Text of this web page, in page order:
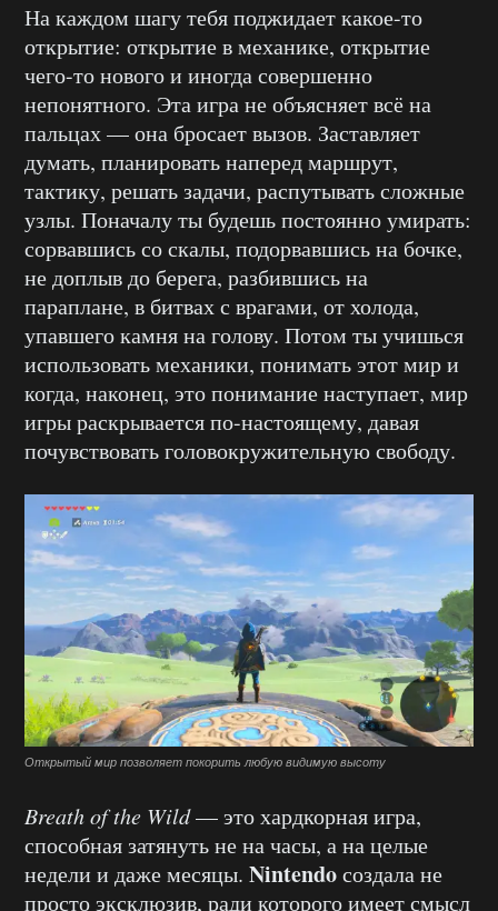
На каждом шагу тебя поджидает какое-то
открытие: открытие в механике, открытие
чего-то нового и иногда совершенно
непонятного. Эта игра не объясняет всё на
пальцах — она бросает вызов. Заставляет
думать, планировать наперед маршрут,
тактику, решать задачи, распутывать сложные
узлы. Поначалу ты будешь постоянно умирать:
сорвавшись со скалы, подорвавшись на бочке,
не доплыв до берега, разбившись на
параплане, в битвах с врагами, от холода,
упавшего камня на голову. Потом ты учишься
использовать механики, понимать этот мир и
когда, наконец, это понимание наступает, мир
игры раскрывается по-настоящему, давая
почувствовать головокружительную свободу.
Открытый мир позволяет покорить любую видимую высоту
Breath of the Wild— это хардкорная игра,
способная затянуть не на часы, а на целые
недели и даже месяцы. Nintendoсоздала не
просто эксклюзив, ради которого имеет смысл